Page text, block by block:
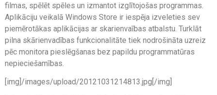
filmas, spēlēt spēles un izmantot izglītojošas programmas.
Aplikāciju veikalā Windows Store ir iespēja izveleties sev
piemērotākas aplikācijas ar skarienvaības atbalstu. Turklāt
pilna skārienvadības funkcionalitāte tiek nodrošināta uzreiz
pēc monitora pieslēgšanas bez papildu programmatūras
nepieciešamības.
[img]/images/upload/20121031214813.jpg[/img]